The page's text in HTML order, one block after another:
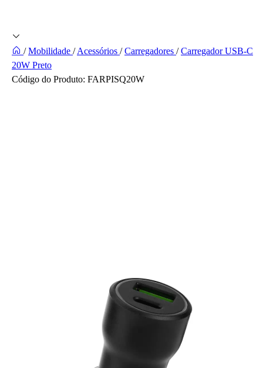
/ Mobilidade /Acessórios / Carregadores / Carregador USB-C
20W Preto
Código do Produto: FARPISQ20W